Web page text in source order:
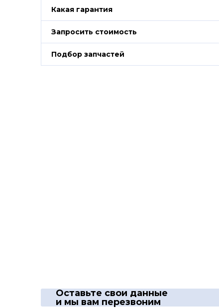
Какая гарантия
Запросить стоимость
Подбор запчастей
Оставьте свои данные
и мы вам перезвоним